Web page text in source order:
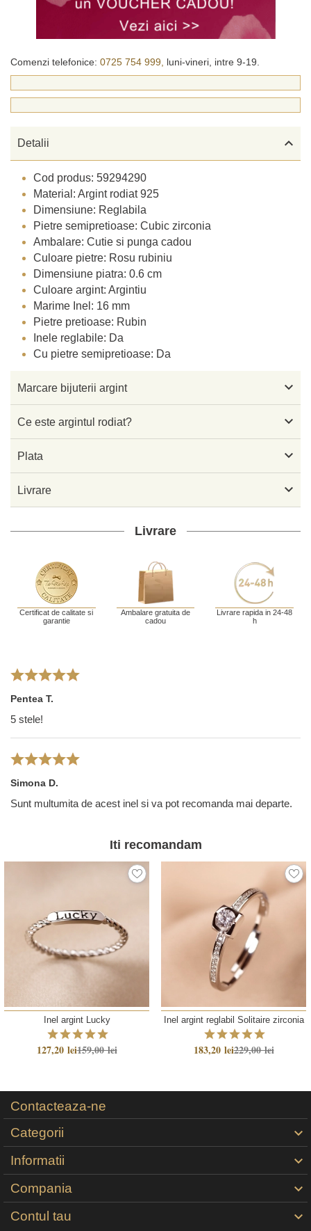
Comenzi telefonice: 0725 754 999, luni-vineri, intre 9-19.
Detalii 
Cod produs: 59294290
Material: Argint rodiat 925
Dimensiune: Reglabila
Pietre semipretioase: Cubic zirconia
Ambalare: Cutie si punga cadou
Culoare pietre: Rosu rubiniu
Dimensiune piatra: 0.6 cm
Culoare argint: Argintiu
Marime Inel: 16 mm
Pietre pretioase: Rubin
Inele reglabile: Da
Cu pietre semipretioase: Da
Marcare bijuterii argint 
Ce este argintul rodiat? 
Plata 
Livrare 
Livrare
Certificat de calitate si
garantie
Ambalare gratuita de
cadou
Livrare rapida in 24-48
h
Pentea T.
5 stele!
Simona D.
Sunt multumita de acest inel si va pot recomanda mai departe.
Iti recomandam
Inel argint Lucky
127,20 lei159,00 lei
Inel argint reglabil Solitaire zirconia
183,20 lei229,00 lei
Contacteaza-ne
Categorii

Informatii 
Compania 
Contul tau 